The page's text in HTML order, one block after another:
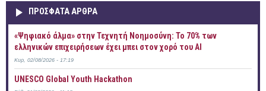
ΠΡOΣΦΑΤΑ AΡΘΡΑ
«Ψηφιακό άλμα» στην Τεχνητή Νοημοσύνη: Το 70% των
ελληνικών επιχειρήσεων έχει μπει στον χορό του AI
Κυρ, 02/08/2026 - 17:19
UNESCO Global Youth Hackathon